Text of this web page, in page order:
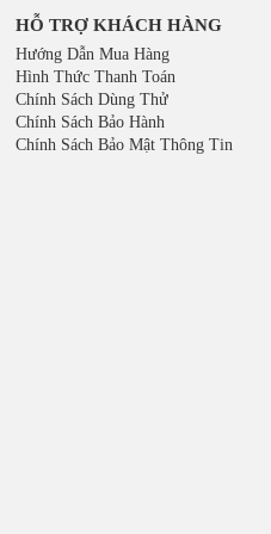
ưu đãi tốt nhất dành
hàng đặt mua các sản
lượng lớn xin vui lòng
mức giá hợp lý nhất.
HỖ TRỢ KHÁCH HÀNG
Hướng Dẫn Mua Hàng
Hình Thức Thanh Toán
Chính Sách Dùng Thử
Chính Sách Bảo Hành
Chính Sách Bảo Mật Thông Tin